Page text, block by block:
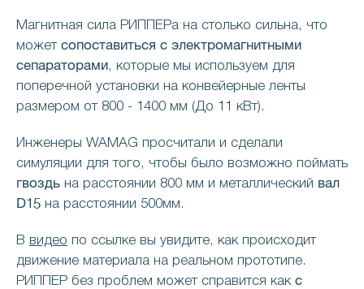
Магнитная сила РИППЕРа на столько сильна, что
может сопоставиться с электромагнитными
сепараторами, которые мы используем для
поперечной установки на конвейерные ленты
размером от 800 - 1400 мм (До 11 кВт).
Инженеры WAMAG просчитали и сделали
симуляции для того, чтобы было возможно поймать
гвоздь на расстоянии 800 мм и металлический вал
D15 на расстоянии 500мм.
В видео по ссылке вы увидите, как происходит
движение материала на реальном прототипе.
РИППЕР без проблем может справится как с